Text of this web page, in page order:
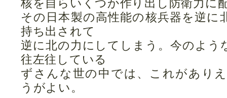
核を自らいくつか作り出し防衛力に
その日本製の高性能の核兵器を逆に
持ち出されて
逆に北の力にしてしまう。今のよう
往左往している
ずさんな世の中では、これがあり
うがよい。